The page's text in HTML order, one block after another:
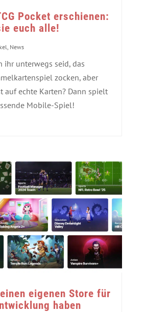
Pocket erschienen:
euch alle!
News
unterwegs seid, das
zocken, aber
auf echte Karten? Dann spielt
Mobile-Spiel!
eigenen Store für
haben